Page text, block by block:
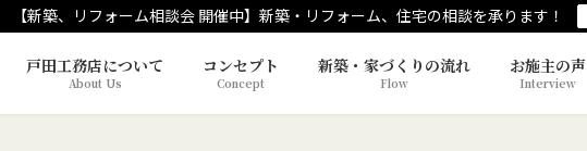
【新築、リフォーム相談会 開催中】新築・リフォーム、住宅の相談を承ります！
戸田工務店について
About Us
コンセプト
Concept
新築・家づくりの流れ
Flow
お施主の声
Interview